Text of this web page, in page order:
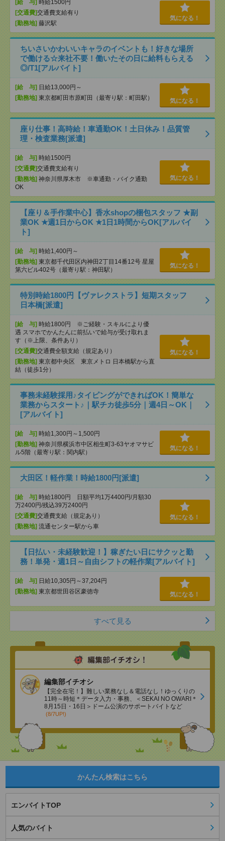
[給 与] 時給1500円
[交通費]交通費支給有り
[勤務地] 藤沢駅
気になる！
ちいさいかわいいキャラのイベントも！好きな場所
で働ける☆来社不要！働いたその日に給料もらえる
◎/T1[アルバイト]
[給 与] 日給13,000円～
[勤務地] 東京都町田市原町田（最寄り駅：町田駅） 気になる！
座り仕事！高時給！車通勤OK！土日休み！品質管
理・検査業務[派遣]
[給 与] 時給1500円
[交通費]交通費支給有り
[勤務地] 神奈川県厚木市 ※車通勤・バイク通勤
OK
気になる！
【座り＆手作業中心】香水shopの梱包スタッフ ★副
業OK ★週1日からOK ★1日1時間からOK[アルバイ
ト]
[給 与] 時給1,400円～
[勤務地] 東京都千代田区内神田2丁目14番12号 星屋
第六ビル402号（最寄り駅：神田駅）
気になる！
特別時給1800円【ヴァレクストラ】短期スタッフ
日本橋[派遣]
[給 与] 時給1800円 ※ご経験・スキルにより優
遇 スマホでかんたんに前払いで給与が受け取れま
す（※上限、条件あり）
[交通費]交通費全額支給（規定あり）
[勤務地] 東京都中央区 東京メトロ 日本橋駅から直
結（徒歩1分）
気になる！
事務未経験採用♪タイピングができればOK！簡単な
業務からスタート♪｜駅チカ徒歩5分｜週4日～OK｜
[アルバイト]
[給 与] 時給1,300円～1,500円
[勤務地] 神奈川県横浜市中区相生町3-63ヤオマサビ
ル5階（最寄り駅：関内駅）
気になる！
大田区！軽作業！時給1800円[派遣]
[給 与] 時給1800円 日額平均1万4400円/月額30
万2400円/残込39万2400円
[交通費]交通費支給（規定あり）
[勤務地] 流通センター駅から車
気になる！
【日払い・未経験歓迎！】稼ぎたい日にサクッと勤
務！単発・週1日～自由シフトの軽作業[アルバイト]
[給 与] 日給10,305円～37,204円
[勤務地] 東京都世田谷区豪徳寺 気になる！
すべて見る
編集部イチオシ
【完全在宅！】難しい業務なし＆電話なし！ゆっくりの
11時～時短＊データ入力・事務、＜SEKAI NO OWARI＊
8月15日・16日＞ドーム公演のサポートバイトなど
(8/7UP!)
かんたん検索はこちら
エンバイトTOP
人気のバイト